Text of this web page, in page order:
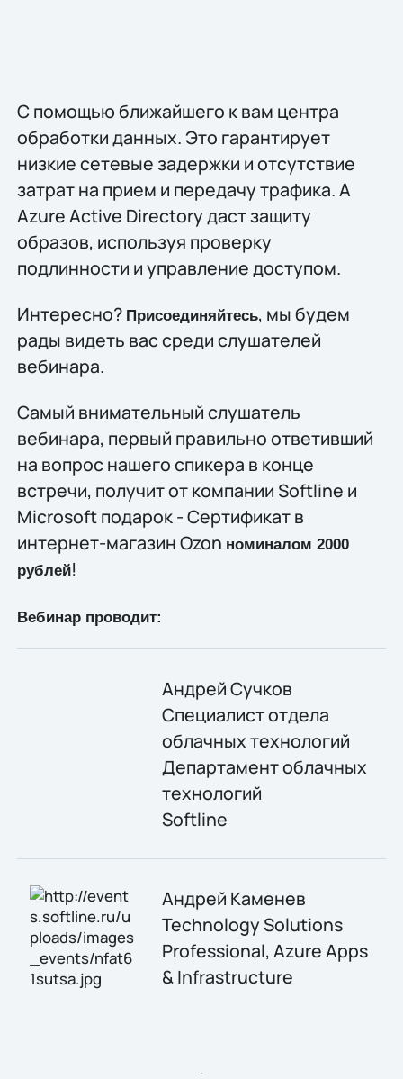
С помощью ближайшего к вам центра
обработки данных. Это гарантирует
низкие сетевые задержки и отсутствие
затрат на прием и передачу трафика. А
Azure Active Directory даст защиту
образов, используя проверку
подлинности и управление доступом.
Интересно? Присоединяйтесь, мы будем
рады видеть вас среди слушателей
вебинара.
Самый внимательный слушатель
вебинара, первый правильно ответивший
на вопрос нашего спикера в конце
встречи, получит от компании Softline и
Microsoft подарок - Сертификат в
интернет-магазин Ozon номиналом 2000
рублей!
Вебинар проводит:
Андрей Сучков
Специалист отдела
облачных технологий
Департамент облачных
технологий
Softline
Андрей Каменев
Technology Solutions
Professional, Azure Apps
& Infrastructure